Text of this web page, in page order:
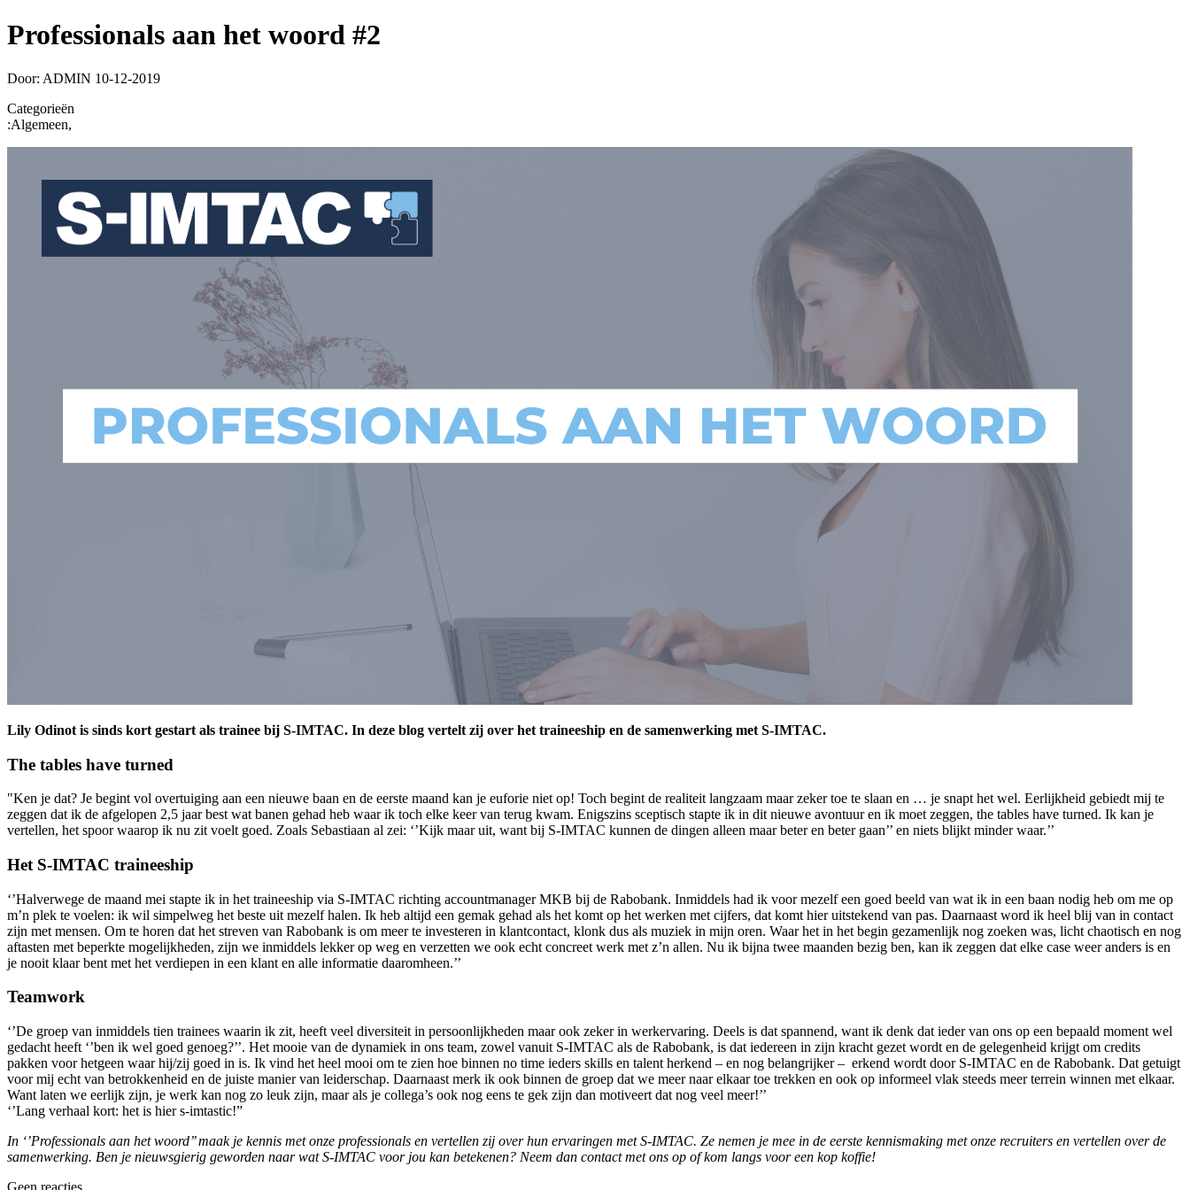
Professionals aan het woord #2
Door: ADMIN 10-12-2019
Categorieën
:Algemeen,
Lily Odinot is sinds kort gestart als trainee bij S-IMTAC. In deze blog vertelt zij over het traineeship en de samenwerking met S-IMTAC.
The tables have turned
"Ken je dat? Je begint vol overtuiging aan een nieuwe baan en de eerste maand kan je euforie niet op! Toch begint de realiteit langzaam maar zeker toe te slaan en … je snapt het wel. Eerlijkheid gebiedt mij te
zeggen dat ik de afgelopen 2,5 jaar best wat banen gehad heb waar ik toch elke keer van terug kwam. Enigszins sceptisch stapte ik in dit nieuwe avontuur en ik moet zeggen, the tables have turned. Ik kan je
vertellen, het spoor waarop ik nu zit voelt goed. Zoals Sebastiaan al zei: ‘’Kijk maar uit, want bij S-IMTAC kunnen de dingen alleen maar beter en beter gaan’’ en niets blijkt minder waar.’’
Het S-IMTAC traineeship
‘’Halverwege de maand mei stapte ik in het traineeship via S-IMTAC richting accountmanager MKB bij de Rabobank. Inmiddels had ik voor mezelf een goed beeld van wat ik in een baan nodig heb om me op
m’n plek te voelen: ik wil simpelweg het beste uit mezelf halen. Ik heb altijd een gemak gehad als het komt op het werken met cijfers, dat komt hier uitstekend van pas. Daarnaast word ik heel blij van in contact
zijn met mensen. Om te horen dat het streven van Rabobank is om meer te investeren in klantcontact, klonk dus als muziek in mijn oren. Waar het in het begin gezamenlijk nog zoeken was, licht chaotisch en nog
aftasten met beperkte mogelijkheden, zijn we inmiddels lekker op weg en verzetten we ook echt concreet werk met z’n allen. Nu ik bijna twee maanden bezig ben, kan ik zeggen dat elke case weer anders is en
je nooit klaar bent met het verdiepen in een klant en alle informatie daaromheen.’’
Teamwork
‘’De groep van inmiddels tien trainees waarin ik zit, heeft veel diversiteit in persoonlijkheden maar ook zeker in werkervaring. Deels is dat spannend, want ik denk dat ieder van ons op een bepaald moment wel
gedacht heeft ‘’ben ik wel goed genoeg?’’. Het mooie van de dynamiek in ons team, zowel vanuit S-IMTAC als de Rabobank, is dat iedereen in zijn kracht gezet wordt en de gelegenheid krijgt om credits
pakken voor hetgeen waar hij/zij goed in is. Ik vind het heel mooi om te zien hoe binnen no time ieders skills en talent herkend – en nog belangrijker – erkend wordt door S-IMTAC en de Rabobank. Dat getuigt
voor mij echt van betrokkenheid en de juiste manier van leiderschap. Daarnaast merk ik ook binnen de groep dat we meer naar elkaar toe trekken en ook op informeel vlak steeds meer terrein winnen met elkaar.
Want laten we eerlijk zijn, je werk kan nog zo leuk zijn, maar als je collega’s ook nog eens te gek zijn dan motiveert dat nog veel meer!’’
‘’Lang verhaal kort: het is hier s-imtastic!”
In ‘’Professionals aan het woord’’ maak je kennis met onze professionals en vertellen zij over hun ervaringen met S-IMTAC. Ze nemen je mee in de eerste kennismaking met onze recruiters en vertellen over de
samenwerking. Ben je nieuwsgierig geworden naar wat S-IMTAC voor jou kan betekenen? Neem dan contact met ons op of kom langs voor een kop koffie!